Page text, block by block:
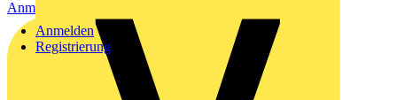
Anmelden
Registrierung
Anmelden